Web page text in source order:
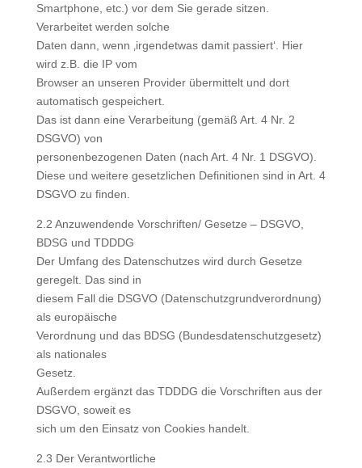
Smartphone, etc.) vor dem Sie gerade sitzen.
Verarbeitet werden solche
Daten dann, wenn ‚irgendetwas damit passiert‘. Hier
wird z.B. die IP vom
Browser an unseren Provider übermittelt und dort
automatisch gespeichert.
Das ist dann eine Verarbeitung (gemäß Art. 4 Nr. 2
DSGVO) von
personenbezogenen Daten (nach Art. 4 Nr. 1 DSGVO).
Diese und weitere gesetzlichen Definitionen sind in Art. 4
DSGVO zu finden.
2.2 Anzuwendende Vorschriften/ Gesetze – DSGVO,
BDSG und TDDDG
Der Umfang des Datenschutzes wird durch Gesetze
geregelt. Das sind in
diesem Fall die DSGVO (Datenschutzgrundverordnung)
als europäische
Verordnung und das BDSG (Bundesdatenschutzgesetz)
als nationales
Gesetz.
Außerdem ergänzt das TDDDG die Vorschriften aus der
DSGVO, soweit es
sich um den Einsatz von Cookies handelt.
2.3 Der Verantwortliche